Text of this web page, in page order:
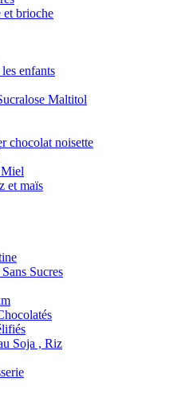
et brioche
enfants
Maltitol
chocolat noisette
et maïs
Sucres
Soja , Riz